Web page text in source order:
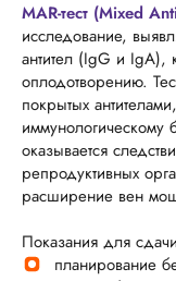
МАR-тест (Mixed
исследование,
антител (IgG и IgA),
оплодотворению.
покрытых
иммунологическому
оказывается
репродуктивных
расширение вен
Показания для
планирование